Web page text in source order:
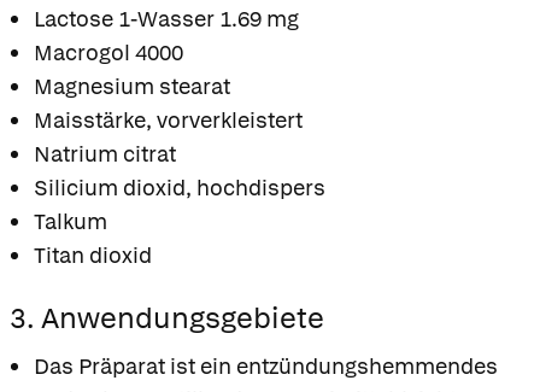
Lactose 1-Wasser 1.69 mg
Macrogol 4000
Magnesium stearat
Maisstärke, vorverkleistert
Natrium citrat
Silicium dioxid, hochdispers
Talkum
Titan dioxid
3. Anwendungsgebiete
Das Präparat ist ein entzündungshemmendes